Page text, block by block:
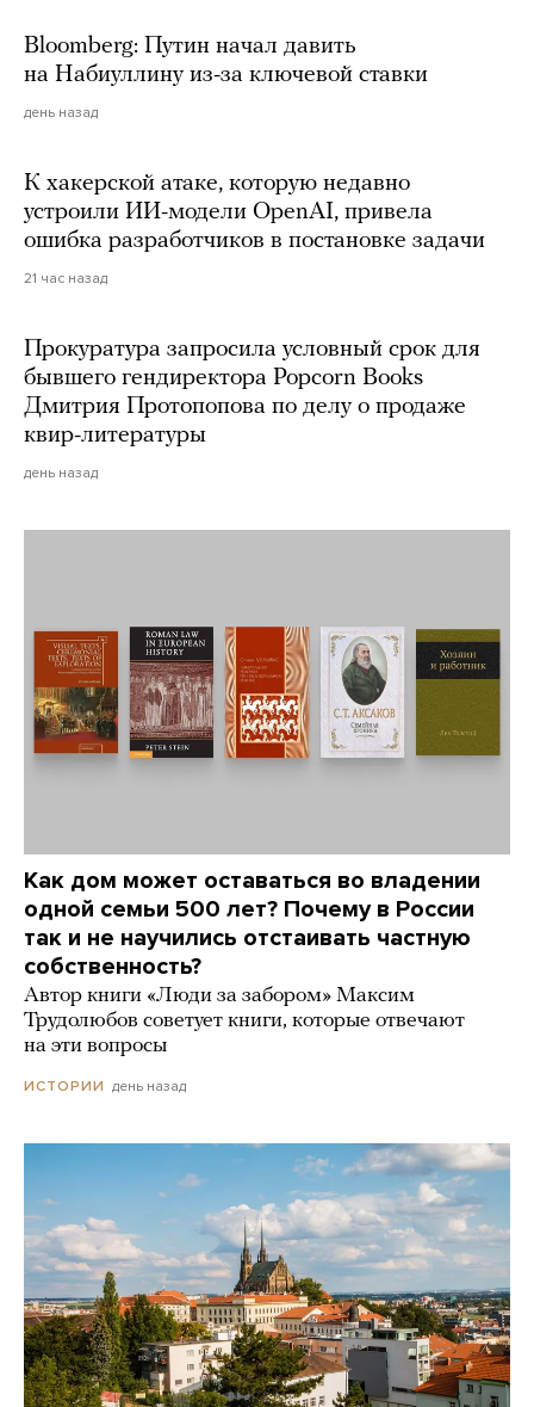
Bloomberg: Путин начал давить
на Набиуллину из-за ключевой ставки
день назад
К хакерской атаке, которую недавно
устроили ИИ-модели OpenAI, привела
ошибка разработчиков в постановке задачи
21 час назад
Прокуратура запросила условный срок для
бывшего гендиректора Popcorn Books
Дмитрия Протопопова по делу о продаже
квир-литературы
день назад
Как дом может оставаться во владении
одной семьи 500 лет? Почему в России
так и не научились отстаивать частную
собственность?
Автор книги «Люди за забором» Максим
Трудолюбов советует книги, которые отвечают
на эти вопросы
ИСТОРИИ день назад